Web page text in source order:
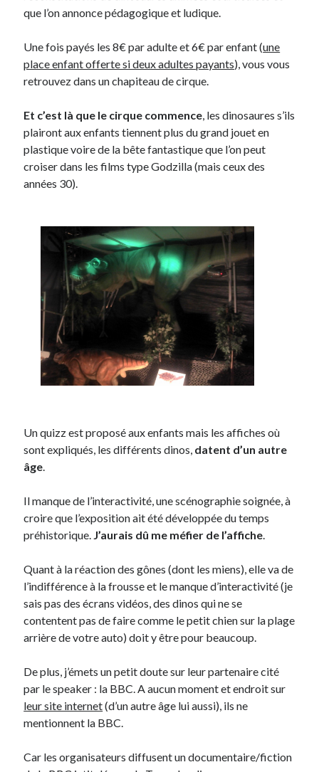
Lectures
Lyon à Livre Ouvert
Mini-monsieur
Non classé
Patchwork
Photos
Post inutile
Proust
Sons
que l’on annonce pédagogique et ludique.
Une fois payés les 8€ par adulte et 6€ par enfant (une
place enfant offerte si deux adultes payants), vous vous
retrouvez dans un chapiteau de cirque.
Et c’est là que le cirque commence , les dinosaures s’ils
plairont aux enfants tiennent plus du grand jouet en
plastique voire de la bête fantastique que l’on peut
croiser dans les films type Godzilla (mais ceux des
années 30).
Un quizz est proposé aux enfants mais les affiches où
sont expliqués, les différents dinos, datent d’un autre
âge
Il manque de l’interactivité, une scénographie soignée, à
croire que l’exposition ait été développée du temps
préhistorique. J’aurais dû me méfier de l’affiche
Quant à la réaction des gônes (dont les miens), elle va de
l’indifférence à la frousse et le manque d’interactivité (je
sais pas des écrans vidéos, des dinos qui ne se
contentent pas de faire comme le petit chien sur la plage
arrière de votre auto) doit y être pour beaucoup.
De plus, j’émets un petit doute sur leur partenaire cité
par le speaker : la BBC. A aucun moment et endroit sur
leur site internet(d’un autre âge lui aussi), ils ne
mentionnent la BBC.
Car les organisateurs diffusent un documentaire/fiction